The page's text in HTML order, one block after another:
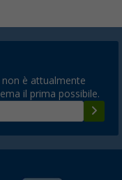
è attualmente
il prima possibile.